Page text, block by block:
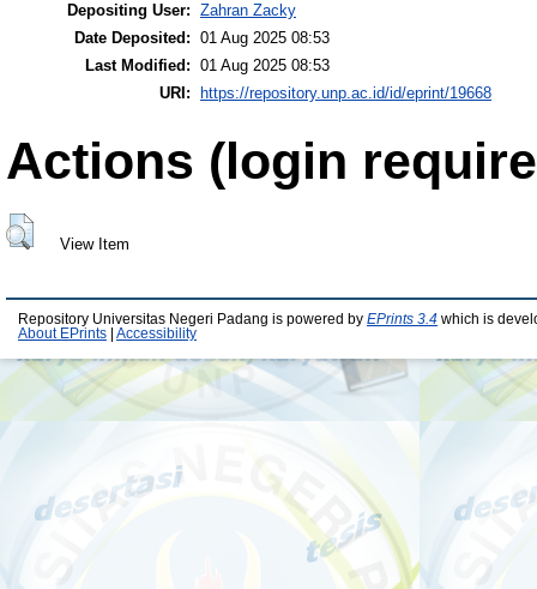
Depositing User: Zahran Zacky
Date Deposited: 01 Aug 2025 08:53
Last Modified: 01 Aug 2025 08:53
URI:
https://repository.unp.ac.id/id/eprint/19668
Actions (login
View Item
Repository Universitas Negeri Padang is powered by EPrints 3.4 which is
About EPrints
Accessibility